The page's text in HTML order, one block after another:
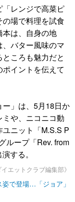
レンジで高菜ピ
場で料理を試食
本は、自身の地
バター風味のマ
ころも魅力だと
イントを伝えて
」は、5月18日か
や、ニコニコ動
ニット「M.S.S P
ループ「Rev. from
する。
イエットクラブ編集部》
で登場…「ジョア」